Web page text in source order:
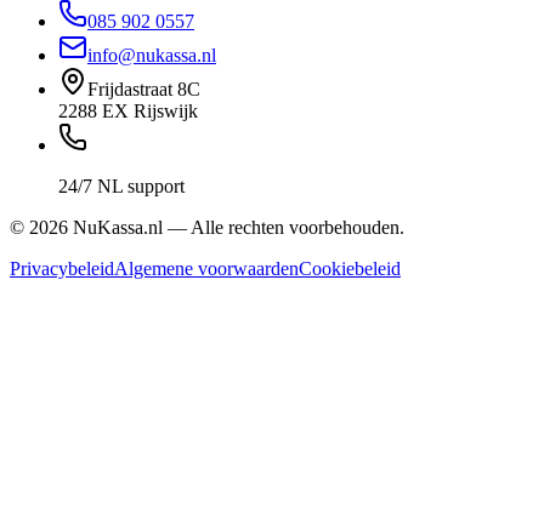
085 902 0557
info@nukassa.nl
Frijdastraat 8C
2288 EX Rijswijk
24/7 NL support
© 2026 NuKassa.nl — Alle rechten voorbehouden.
PrivacybeleidAlgemene voorwaardenCookiebeleid